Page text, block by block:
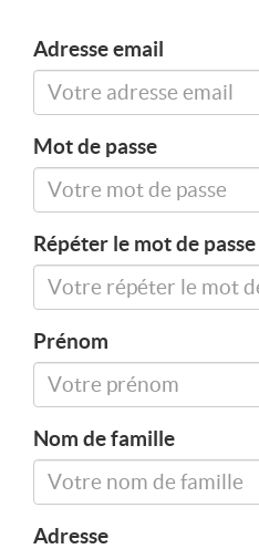
Adresse email
Mot de passe
Répéter le mot de passe
Prénom
Nom de famille
Adresse